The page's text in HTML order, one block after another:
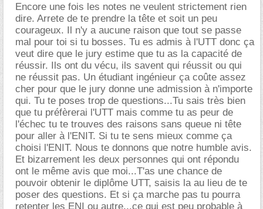
Encore une fois les notes ne veulent strictement rien
dire. Arrete de te prendre la tête et soit un peu
courageux. Il n'y a aucune raison que tout se passe
mal pour toi si tu bosses. Tu es admis à l'UTT donc ça
veut dire que le jury estime que tu as la capacité de
réussir. Ils ont du vécu, ils savent qui réussit ou qui
ne réussit pas. Un étudiant ingénieur ça coûte assez
cher pour que le jury donne une admission à n'importe
qui. Tu te poses trop de questions...Tu sais très bien
que tu préfèrerai l'UTT mais comme tu as peur de
l'échec tu te trouves des raisons sans queue ni tête
pour aller à l'ENIT. Si tu te sens mieux comme ça
choisi l'ENIT. Nous te donnons que notre humble avis.
Et bizarrement les deux personnes qui ont répondu
ont le même avis que moi...T'as une chance de
pouvoir obtenir le diplôme UTT, saisis la au lieu de te
poser des questions. Et si ça marche pas tu pourra
retenter les ENI ou autre...ce qui est peu probable à